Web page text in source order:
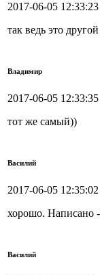
2017-06-05 12:33:23
так ведь это
Владимир
2017-06-05 12:33:35
тот же самый))
Василий
2017-06-05 12:35:02
хорошо. Написано -
Василий